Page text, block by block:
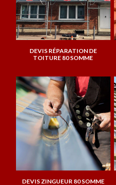
DEVIS RÉPARATION DE
TOITURE 80 SOMME
DEVIS ZINGUEUR 80 SOMME